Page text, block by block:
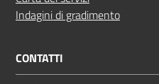
Indagini di gradimento
CONTATTI